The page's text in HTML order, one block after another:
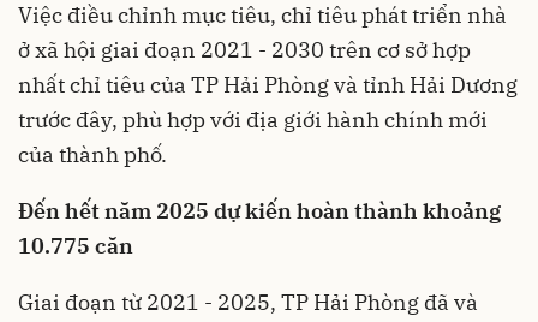
Việc điều chỉnh mục tiêu, chỉ tiêu phát triển nhà
ở xã hội giai đoạn 2021 - 2030 trên cơ sở hợp
nhất chỉ tiêu của TP Hải Phòng và tỉnh Hải Dương
trước đây, phù hợp với địa giới hành chính mới
của thành phố.
Đến hết năm 2025 dự kiến hoàn thành khoảng
10.775 căn
Giai đoạn từ 2021 - 2025, TP Hải Phòng đã và